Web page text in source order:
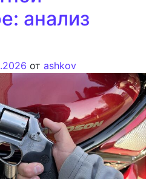
анализ
от ashkov